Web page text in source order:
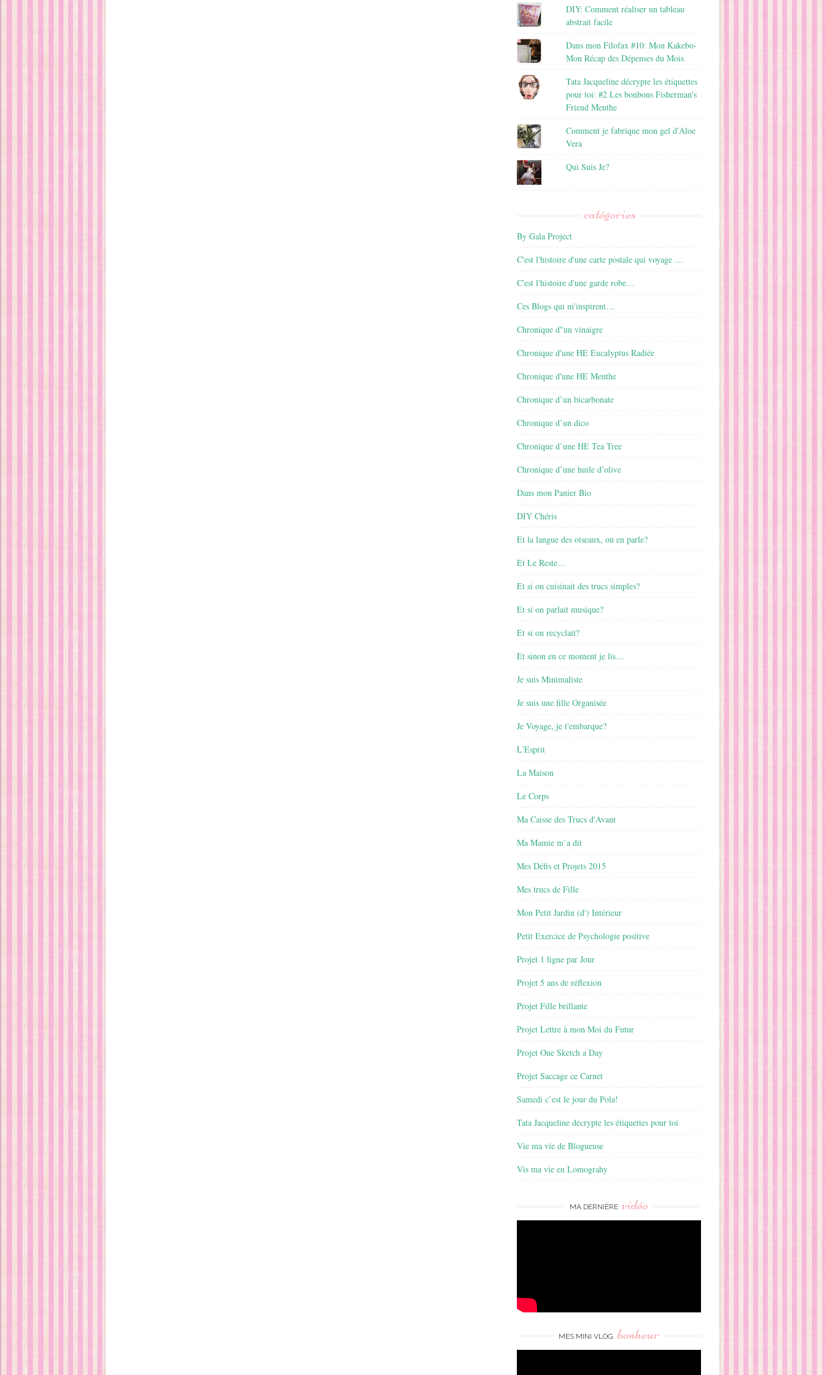
DIY: Comment réaliser un tableau
abstrait facile
Dans mon Filofax #10: Mon Kakebo-
Mon Récap des Dépenses du Mois
Tata Jacqueline décrypte les étiquettes
pour toi: #2 Les bonbons Fisherman's
Friend Menthe
Comment je fabrique mon gel d'Aloe
Vera
Qui Suis Je?
catégories
By Gala Project
C'est l'histoire d'une carte postale qui voyage …
C'est l'histoire d'une garde robe…
Ces Blogs qui m'inspirent…
Chronique d"un vinaigre
Chronique d'une HE Eucalyptus Radiée
Chronique d'une HE Menthe
Chronique d’un bicarbonate
Chronique d’un dico
Chronique d’une HE Tea Tree
Chronique d’une huile d’olive
Dans mon Panier Bio
DIY Chéris
Et la langue des oiseaux, on en parle?
Et Le Reste…
Et si on cuisinait des trucs simples?
Et si on parlait musique?
Et si on recyclait?
Et sinon en ce moment je lis…
Je suis Minimaliste
Je suis une fille Organisée
Je Voyage, je t'embarque?
L'Esprit
La Maison
Le Corps
Ma Caisse des Trucs d'Avant
Ma Mamie m’a dit
Mes Défis et Projets 2015
Mes trucs de Fille
Mon Petit Jardin (d') Intérieur
Petit Exercice de Psychologie positive
Projet 1 ligne par Jour
Projet 5 ans de réflexion
Projet Fille brillante
Projet Lettre à mon Moi du Futur
Projet One Sketch a Day
Projet Saccage ce Carnet
Samedi c’est le jour du Pola!
Tata Jacqueline décrypte les étiquettes pour toi
Vie ma vie de Blogueuse
Vis ma vie en Lomograhy
MA DERNIÈRE vidéo
MES MINI VLOG bonheur